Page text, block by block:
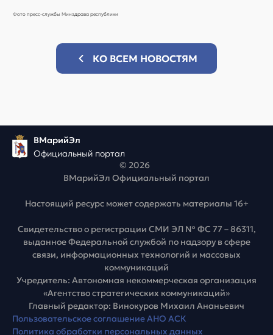
Фото пресс-службы Минздрава республики
КО ВСЕМ НОВОСТЯМ
ВМарийЭл
Официальный портал
© 2026
ВМарийЭл Официальный портал
Настоящий ресурс может содержать материалы 16+
Свидетельство о регистрации СМИ ЭЛ № ФС 77 – 86311,
выданное Федеральной службой по надзору в сфере
связи, информационных технологий и массовых
коммуникаций
Учредитель: Автономная некоммерческая организация
«Агентство стратегических коммуникаций»
Главный редактор: Винокуров Михаил Ананьевич
Пользовательское соглашение АНО АСК
Политика обработки персональных данных